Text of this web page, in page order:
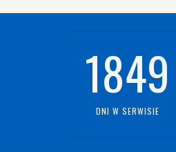
1849
DNI W SERWISIE